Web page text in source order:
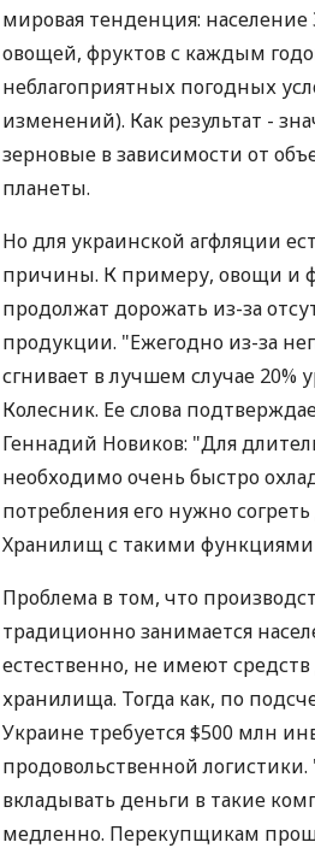
мировая тенденция:
овощей, фруктов с каждым
неблагоприятных погодных
изменений). Как результат -
зерновые в зависимости от
планеты.
Но для украинской агфляции
причины. К примеру, овощи и
продолжат дорожать из-за
продукции. "Ежегодно из-за
сгнивает в лучшем случае
Колесник. Ее слова
Геннадий Новиков: "Для
необходимо очень быстро
потребления его нужно
Хранилищ с такими функциями
Проблема в том, что
традиционно занимается
естественно, не имеют
хранилища. Тогда как, по
Украине требуется $500 млн
продовольственной
вкладывать деньги в такие
медленно. Перекупщикам